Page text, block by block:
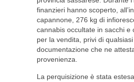
finanzieri hanno scoperto,
capannone, 276 kg di
cannabis occultate in sacchi e
per la vendita, privi di qualsiasi
documentazione che ne
provenienza.
La perquisizione è stata